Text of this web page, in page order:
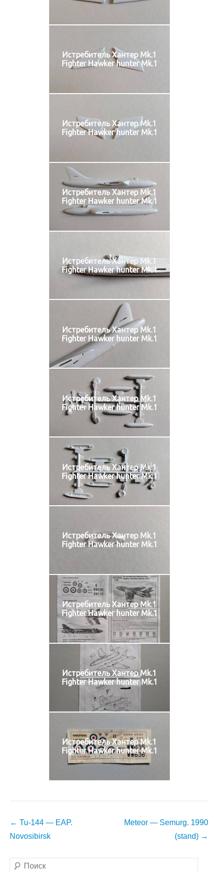
Истребитель Хантер Mk.1
Fighter Hawker hunter Mk.1
Истребитель Хантер Mk.1
Fighter Hawker hunter Mk.1
Истребитель Хантер Mk.1
Fighter Hawker hunter Mk.1
Истребитель Хантер Mk.1
Fighter Hawker hunter Mk.1
Истребитель Хантер Mk.1
Fighter Hawker hunter Mk.1
Истребитель Хантер Mk.1
Fighter Hawker hunter Mk.1
Истребитель Хантер Mk.1
Fighter Hawker hunter Mk.1
Истребитель Хантер Mk.1
Fighter Hawker hunter Mk.1
Истребитель Хантер Mk.1
Fighter Hawker hunter Mk.1
Истребитель Хантер Mk.1
Fighter Hawker hunter Mk.1
Истребитель Хантер Mk.1
Fighter Hawker hunter Mk.1
Навигация
по
← Tu-144 — EAP.
Novosibirsk
Meteor — Semurg. 1990
(stand) →
Поиск